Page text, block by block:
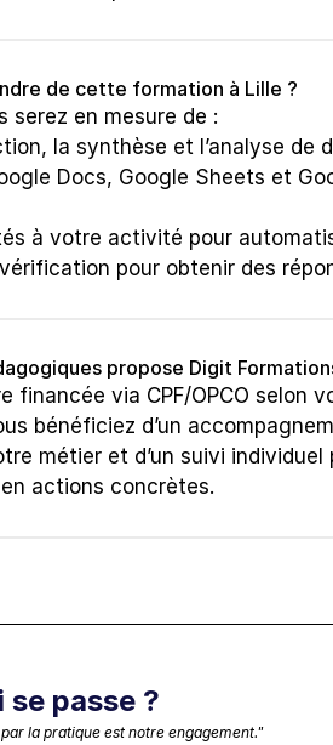
de cette formation à Lille ?
en mesure de :
la synthèse et l’analyse de
Docs, Google Sheets et
à votre activité pour
pour obtenir des
propose Digit
financée via CPF/OPCO selon
bénéficiez d’un
métier et d’un suivi
actions concrètes.
passe ?
la pratique est notre engagement."